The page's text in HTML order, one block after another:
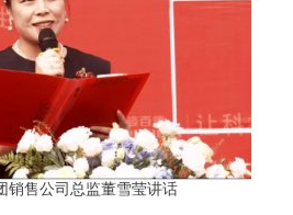
销售公司总监董雪莹讲话